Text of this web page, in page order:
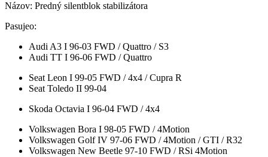
Názov: Predný silentblok stabilizátora
Pasujeo:
Audi A3 I 96-03 FWD / Quattro / S3
Audi TT I 96-06 FWD / Quattro
Seat Leon I 99-05 FWD / 4x4 / Cupra R
Seat Toledo II 99-04
Skoda Octavia I 96-04 FWD / 4x4
Volkswagen Bora I 98-05 FWD / 4Motion
Volkswagen Golf IV 97-06 FWD / 4Motion / GTI / R32
Volkswagen New Beetle 97-10 FWD / RSi 4Motion